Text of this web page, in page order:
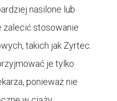
nasilone lub
zalecić stosowanie
takich jak Zyrtec.
je tylko
ponieważ nie